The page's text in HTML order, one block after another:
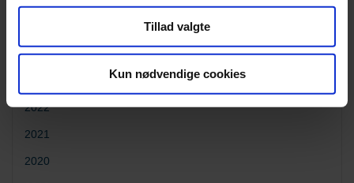
Tillad valgte
Kun nødvendige cookies
2024
2022
2021
2020